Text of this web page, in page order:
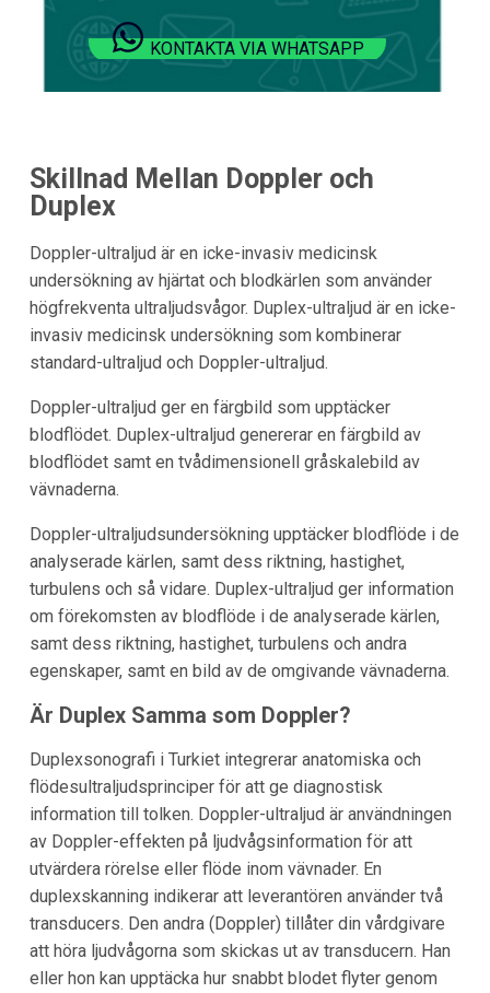
KONTAKTA VIA WHATSAPP
Skillnad Mellan Doppler och
Duplex
Doppler-ultraljud är en icke-invasiv medicinsk
undersökning av hjärtat och blodkärlen som använder
högfrekventa ultraljudsvågor. Duplex-ultraljud är en icke-
invasiv medicinsk undersökning som kombinerar
standard-ultraljud och Doppler-ultraljud.
Doppler-ultraljud ger en färgbild som upptäcker
blodflödet. Duplex-ultraljud genererar en färgbild av
blodflödet samt en tvådimensionell gråskalebild av
vävnaderna.
Doppler-ultraljudsundersökning upptäcker blodflöde i de
analyserade kärlen, samt dess riktning, hastighet,
turbulens och så vidare. Duplex-ultraljud ger information
om förekomsten av blodflöde i de analyserade kärlen,
samt dess riktning, hastighet, turbulens och andra
egenskaper, samt en bild av de omgivande vävnaderna.
Är Duplex Samma som Doppler?
Duplexsonografi i Turkiet integrerar anatomiska och
flödesultraljudsprinciper för att ge diagnostisk
information till tolken. Doppler-ultraljud är användningen
av Doppler-effekten på ljudvågsinformation för att
utvärdera rörelse eller flöde inom vävnader. En
duplexskanning indikerar att leverantören använder två
transducers. Den andra (Doppler) tillåter din vårdgivare
att höra ljudvågorna som skickas ut av transducern. Han
eller hon kan upptäcka hur snabbt blodet flyter genom